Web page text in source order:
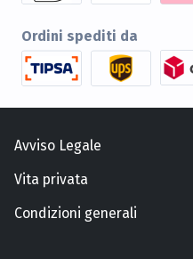
Ordini spediti da
Avviso Legale
Vita privata
Condizioni generali